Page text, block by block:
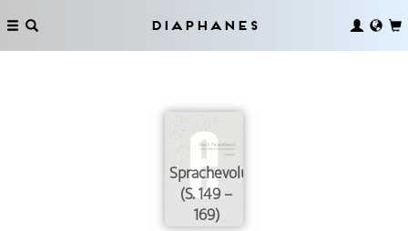
Diaphanes
Sprachevolution
(S. 149 –
169)